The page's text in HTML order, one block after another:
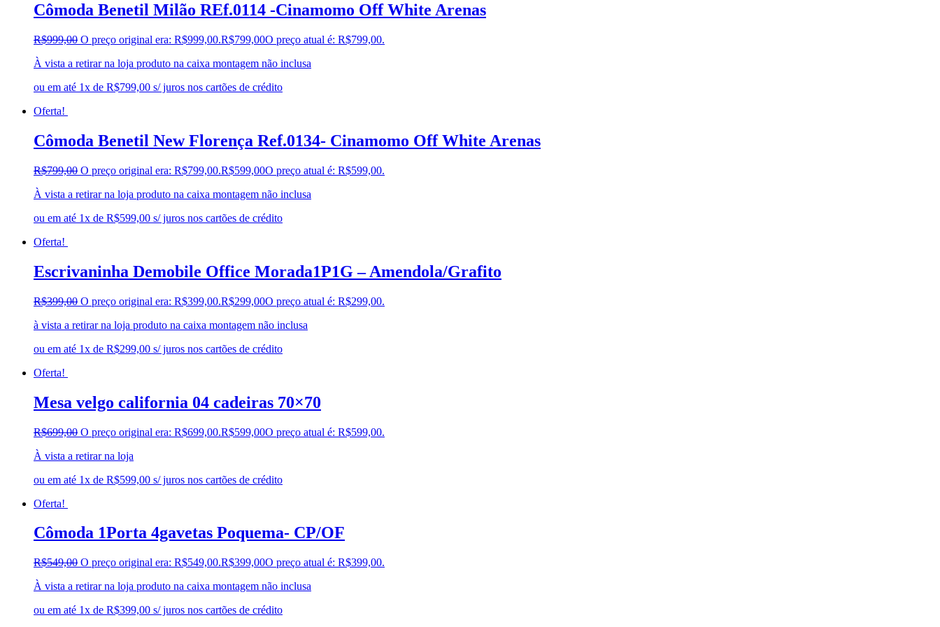
Cômoda Benetil Milão REf.0114 -Cinamomo Off White Arenas
R$999,00 O preço original era: R$999,00.R$799,00O preço atual é: R$799,00.
À vista a retirar na loja produto na caixa montagem não inclusa
ou em até 1x de R$799,00 s/ juros nos cartões de crédito
Oferta!
Cômoda Benetil New Florença Ref.0134- Cinamomo Off White Arenas
R$799,00 O preço original era: R$799,00.R$599,00O preço atual é: R$599,00.
À vista a retirar na loja produto na caixa montagem não inclusa
ou em até 1x de R$599,00 s/ juros nos cartões de crédito
Oferta!
Escrivaninha Demobile Office Morada1P1G – Amendola/Grafito
R$399,00 O preço original era: R$399,00.R$299,00O preço atual é: R$299,00.
à vista a retirar na loja produto na caixa montagem não inclusa
ou em até 1x de R$299,00 s/ juros nos cartões de crédito
Oferta!
Mesa velgo california 04 cadeiras 70×70
R$699,00 O preço original era: R$699,00.R$599,00O preço atual é: R$599,00.
À vista a retirar na loja
ou em até 1x de R$599,00 s/ juros nos cartões de crédito
Oferta!
Cômoda 1Porta 4gavetas Poquema- CP/OF
R$549,00 O preço original era: R$549,00.R$399,00O preço atual é: R$399,00.
À vista a retirar na loja produto na caixa montagem não inclusa
ou em até 1x de R$399,00 s/ juros nos cartões de crédito